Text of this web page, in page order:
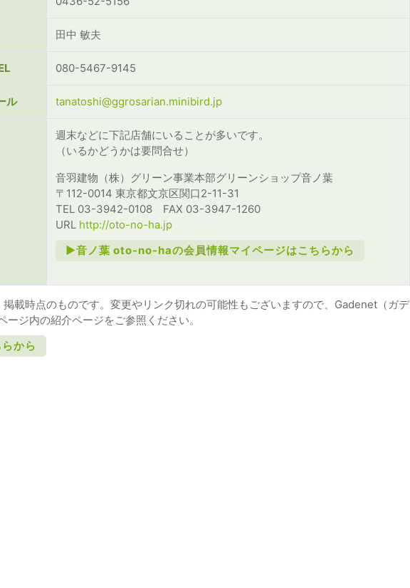
田中 敏夫
080-5467-9145
ル tanatoshi@ggrosarian.minibird.jp
週末などに下記店舗にいることが多いです。
（いるかどうかは要問合せ）
音羽建物（株）グリーン事業本部グリーンショップ音ノ葉
〒112-0014 東京都文京区関口2-11-31
TEL 03-3942-0108 FAX 03-3947-1260
URL http://oto-no-ha.jp
►音ノ葉 oto-no-haの会員情報マイページはこちらから
載時点のものです。変更やリンク切れの可能性もございますので、Gadenet（ガデ
ージ内の紹介ページをご参照ください。
から